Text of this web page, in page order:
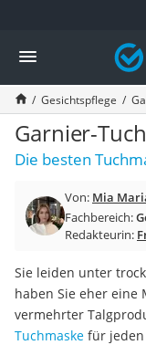
Die beliebtesten
Drogerie
Inhalator
Haarschneider
Rollator
Braun Rasierer
Katzenklappe (Chip)
Masturbator
Massagepistole
Reisehaartrockner
Eiweißpulver
Magnesiumpräparat
Katzenklappe
Gesichtspflege
Garnier-
Die besten
Von: Mia
Fachbereich:
Redakteurin:
Sie leiden unter
haben Sie eher eine
vermehrter
Tuchmaske für jeden